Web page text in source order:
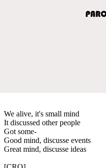
We alive, it's small mind
It discussed other people
Got some-
Good mind, discusse events
Great mind, discusse ideas